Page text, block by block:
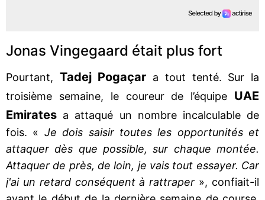
Jonas Vingegaard était plus fort
Pourtant, Tadej Pogaçar a tout tenté. Sur la
troisième semaine, le coureur de l’équipe UAE
Emirates a attaqué un nombre incalculable de
fois. « Je dois saisir toutes les opportunités et
attaquer dès que possible, sur chaque montée.
Attaquer de près, de loin, je vais tout essayer. Car
j'ai un retard conséquent à rattraper », confiait-il